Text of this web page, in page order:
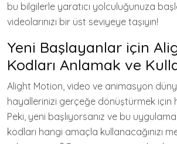
bu bilgilerle yaratıcı yolculuğunuza
videolarınızı bir üst seviyeye taşıyın!
Yeni Başlayanlar için
Kodları Anlamak ve
Alight Motion, video ve animasyon
hayallerinizi gerçeğe dönüştürmek için
Peki, yeni başlıyorsanız ve bu
kodları hangi amaçla kullanacağınızı